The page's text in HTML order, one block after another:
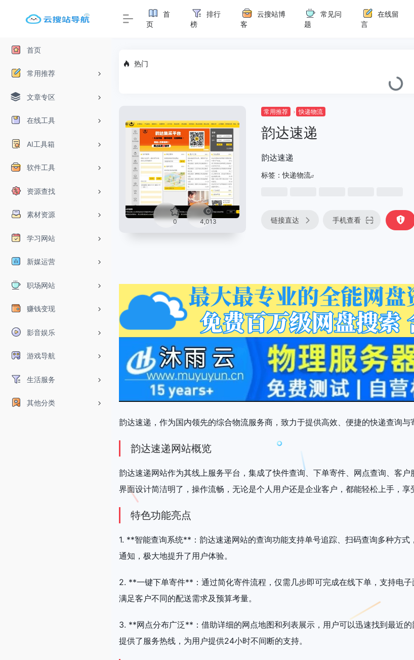
首页
常用推荐
文章专区
在线工具
AI工具箱
软件工具
资源查找
素材资源
学习网站
新媒运营
职场网站
赚钱变现
影音娱乐
游戏导航
生活服务
其他分类
首
页
排行
榜
云搜站博
客
常见问
题
在线留
言
热门
0 4,013
常用推荐 快递物流
韵达速递
韵达速递
标签：快递物流
链接直达 手机查看
韵达速递，作为国内领先的综合物流服务商，致力于提供高效、便捷的快递查询与
韵达速递网站概览
韵达速递网站作为其线上服务平台，集成了快件查询、下单寄件、网点查询、客
界面设计简洁明了，操作流畅，无论是个人用户还是企业客户，都能轻松上手，享
特色功能亮点
1. **智能查询系统**：韵达速递网站的查询功能支持单号追踪、扫码查询多种方
通知，极大地提升了用户体验。
2. **一键下单寄件**：通过简化寄件流程，仅需几步即可完成在线下单，支持电
满足客户不同的配送需求及预算考量。
3. **网点分布广泛**：借助详细的网点地图和列表展示，用户可以迅速找到最近
提供了服务热线，为用户提供24小时不间断的支持。